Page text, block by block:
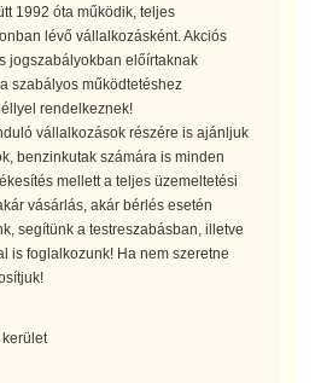
1992 óta működik, teljes
lévő vállalkozásként. Akciós
jogszabályokban előírtaknak
szabályos működtetéshez
rendelkeznek!
vállalkozások részére is ajánljuk
benzinkutak számára is minden
mellett a teljes üzemeltetési
vásárlás, akár bérlés esetén
segítünk a testreszabásban, illetve
is foglalkozunk! Ha nem szeretne